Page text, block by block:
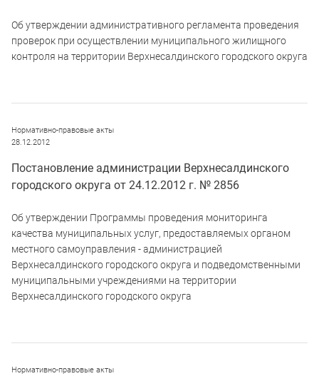
Об утверждении административного регламента проведения
проверок при осуществлении муниципального жилищного
контроля на территории Верхнесалдинского городского округа
Нормативно-правовые акты
28.12.2012
Постановление администрации Верхнесалдинского
городского округа от 24.12.2012 г. № 2856
Об утверждении Программы проведения мониторинга
качества муниципальных услуг, предоставляемых органом
местного самоуправления - администрацией
Верхнесалдинского городского округа и подведомственными
муниципальными учреждениями на территории
Верхнесалдинского городского округа
Нормативно-правовые акты